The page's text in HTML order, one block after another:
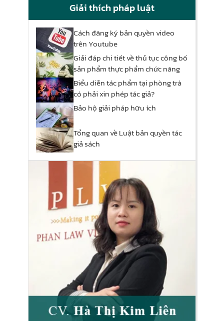
Giải thích pháp luật
Cách đăng ký bản quyền video
trên Youtube
Giải đáp chi tiết về thủ tục công bố
sản phẩm thực phẩm chức năng
Biểu diễn tác phẩm tại phòng trà
có phải xin phép tác giả?
Bảo hộ giải pháp hữu ích
Tổng quan về Luật bản quyền tác
giả sách